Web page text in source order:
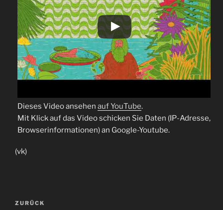
Dieses Video ansehen auf YouTube.
Mit Klick auf das Video schicken Sie Daten (IP-Adresse,
Browserinformationen) an Google-Youtube.
(vk)
Beitragsnavigation
Vorheriger
ZURÜCK